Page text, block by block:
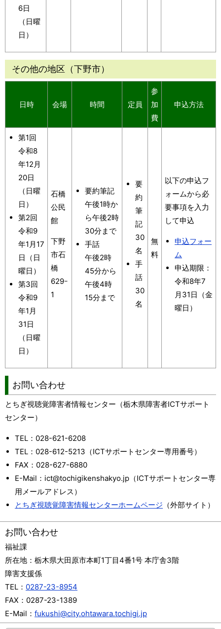
6日
（日曜
日）
その他の地区（下野市）
日時 会場 時間 定員
参
加
費
申込方法
第1回
令和8
年12月
20日
（日曜
日）
第2回
令和9
年1月17
日（日
曜日）
第3回
令和9
年1月
31日
（日曜
日）
石橋
公民
館
下野
市石
橋
629ｰ
1
要約筆記
午後1時か
ら午後2時
30分まで
手話
午後2時
45分から
午後4時
15分まで
要
約
筆
記
30
名
手
話
30
名
無
料
以下の申込フ
ォームから必
要事項を入力
して申込
申込フォー
ム
申込期限：
令和8年7
月31日（金
曜日）
お問い合わせ
とちぎ視聴覚障害者情報センター（栃木県障害者ICTサポート
センター）
TEL：028-621-6208
TEL：028-612-5213（ICTサポートセンター専用番号）
FAX：028-627-6880
E-Mail：ict@tochigikenshakyo.jp（ICTサポートセンター専
用メールアドレス）
とちぎ視聴覚障害情報センターホームページ （外部サイト）
お問い合わせ
福祉課
所在地： 栃木県大田原市本町1丁目4番1号 本庁舎3階
障害支援係
TEL： 0287-23-8954
FAX： 0287-23-1389
E-Mail： fukushi@city.ohtawara.tochigi.jp